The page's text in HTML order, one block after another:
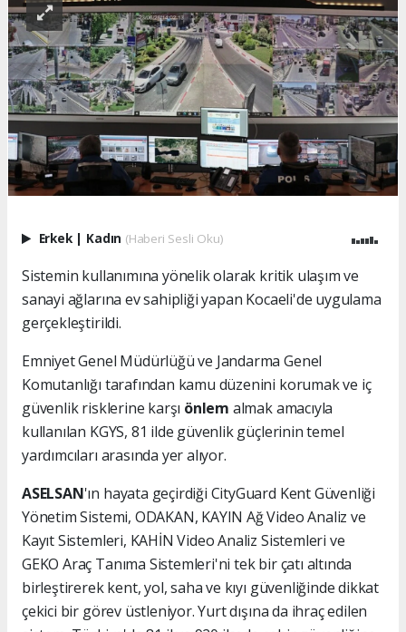
Erkek | Kadın (Haberi Sesli Oku)
Sistemin kullanımına yönelik olarak kritik ulaşım ve
sanayi ağlarına ev sahipliği yapan Kocaeli'de uygulama
gerçekleştirildi.
Emniyet Genel Müdürlüğü ve Jandarma Genel
Komutanlığı tarafından kamu düzenini korumak ve iç
güvenlik risklerine karşı önlem almak amacıyla
kullanılan KGYS, 81 ilde güvenlik güçlerinin temel
yardımcıları arasında yer alıyor.
ASELSAN'ın hayata geçirdiği CityGuard Kent Güvenliği
Yönetim Sistemi, ODAKAN, KAYIN Ağ Video Analiz ve
Kayıt Sistemleri, KAHİN Video Analiz Sistemleri ve
GEKO Araç Tanıma Sistemleri'ni tek bir çatı altında
birleştirerek kent, yol, saha ve kıyı güvenliğinde dikkat
çekici bir görev üstleniyor. Yurt dışına da ihraç edilen